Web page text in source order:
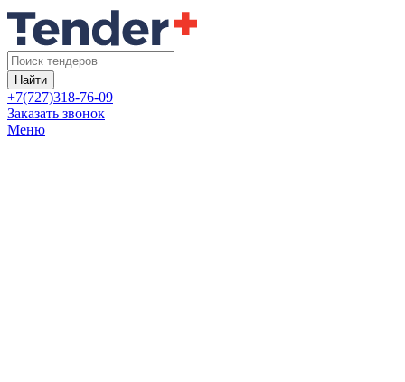
Найти
+7(727)318-76-09
Заказать звонок
Меню